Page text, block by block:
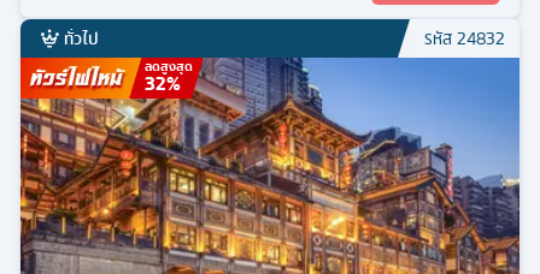
ทั่วไป รหัส24832
ลดสูงสุด
32%